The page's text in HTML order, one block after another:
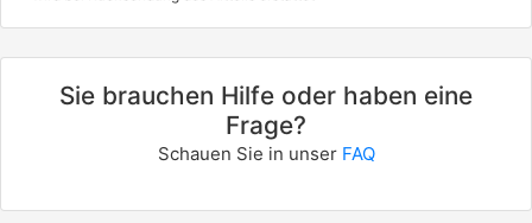
Sie brauchen Hilfe oder haben eine
Frage?
Schauen Sie in unser FAQ